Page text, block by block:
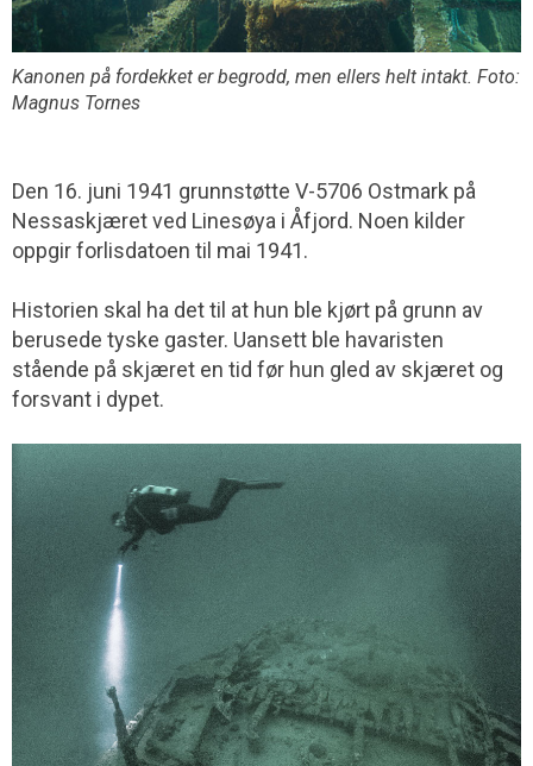
Kanonen på fordekket er begrodd, men ellers helt intakt. Foto:
Magnus Tornes
Den 16. juni 1941 grunnstøtte V-5706 Ostmark på
Nessaskjæret ved Linesøya i Åfjord. Noen kilder
oppgir forlisdatoen til mai 1941.
Historien skal ha det til at hun ble kjørt på grunn av
berusede tyske gaster. Uansett ble havaristen
stående på skjæret en tid før hun gled av skjæret og
forsvant i dypet.